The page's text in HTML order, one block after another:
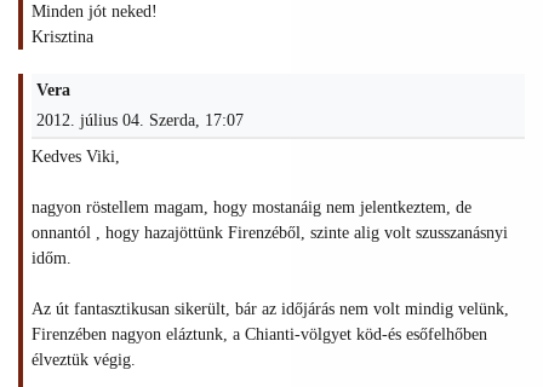
Minden jót neked!
Krisztina
Vera
2012. július 04. Szerda, 17:07
Kedves Viki,
nagyon röstellem magam, hogy mostanáig nem jelentkeztem, de
onnantól , hogy hazajöttünk Firenzéből, szinte alig volt szusszanásnyi
időm.
Az út fantasztikusan sikerült, bár az időjárás nem volt mindig velünk,
Firenzében nagyon eláztunk, a Chianti-völgyet köd-és esőfelhőben
élveztük végig.